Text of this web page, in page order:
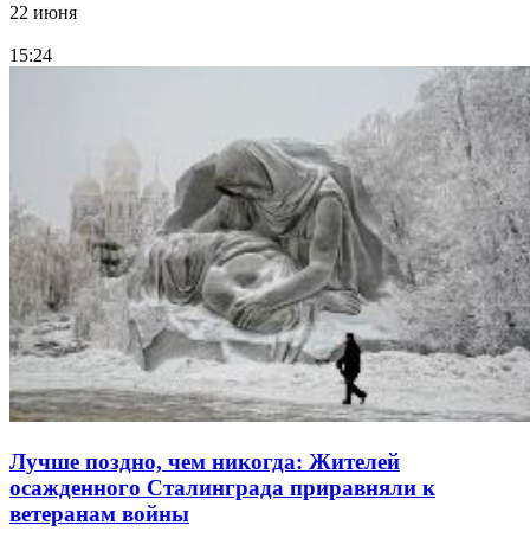
22 июня
15:24
Лучше поздно, чем никогда: Жителей
осажденного Сталинграда приравняли к
ветеранам войны